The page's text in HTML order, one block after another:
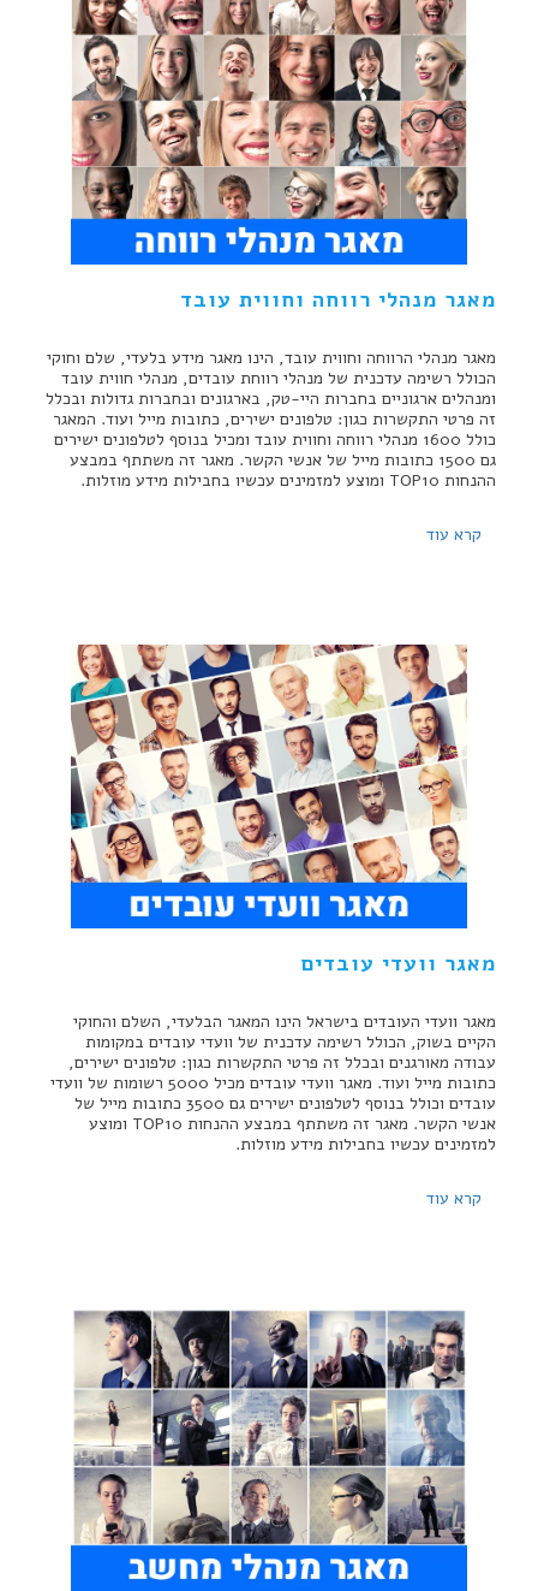
מאגר מנהלי רווחה וחווית עובד
מאגר מנהלי הרווחה וחווית עובד, הינו מאגר מידע בלעדי, שלם וחוקי
הכולל רשימה עדכנית של מנהלי רווחת עובדים, מנהלי חווית עובד
ומנהלים ארגוניים בחברות היי-טק, בארגונים ובחברות גדולות ובכלל
זה פרטי התקשרות כגון: טלפונים ישירים, כתובות מייל ועוד. המאגר
כולל 1600 מנהלי רווחה וחווית עובד ומכיל בנוסף לטלפונים ישירים
גם 1500 כתובות מייל של אנשי הקשר. מאגר זה משתתף במבצע
ההנחות TOP10 ומוצע למזמינים עכשיו בחבילות מידע מוזלות.
קרא עוד
מאגר וועדי עובדים
מאגר וועדי העובדים בישראל הינו המאגר הבלעדי, השלם והחוקי
הקיים בשוק, הכולל רשימה עדכנית של וועדי עובדים במקומות
עבודה מאורגנים ובכלל זה פרטי התקשרות כגון: טלפונים ישירים,
כתובות מייל ועוד. מאגר וועדי עובדים מכיל 5000 רשומות של וועדי
עובדים וכולל בנוסף לטלפונים ישירים גם 3500 כתובות מייל של
אנשי הקשר. מאגר זה משתתף במבצע ההנחות TOP10 ומוצע
למזמינים עכשיו בחבילות מידע מוזלות.
קרא עוד